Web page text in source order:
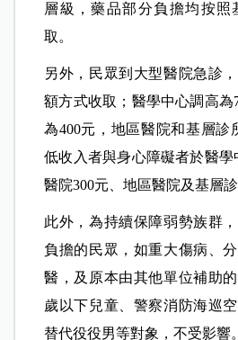
層級，藥品部分負擔均按照
取。
另外，民眾到大型醫院急診
額方式收取；醫學中心調高為
為400元，地區醫院和基層診
低收入者與身心障礙者於醫學
醫院300元、地區醫院及基層診
此外，為持續保障弱勢族群
負擔的民眾，如重大傷病、
醫，及原本由其他單位補助
歲以下兒童、警察消防海巡
替代役役男等對象，不受影響。